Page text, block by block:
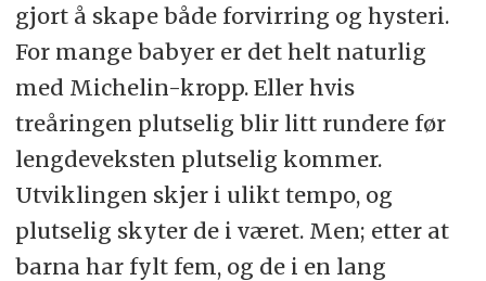
gjort å skape både forvirring og hysteri.
For mange babyer er det helt naturlig
med Michelin-kropp. Eller hvis
treåringen plutselig blir litt rundere før
lengdeveksten plutselig kommer.
Utviklingen skjer i ulikt tempo, og
plutselig skyter de i været. Men; etter at
barna har fylt fem, og de i en lang